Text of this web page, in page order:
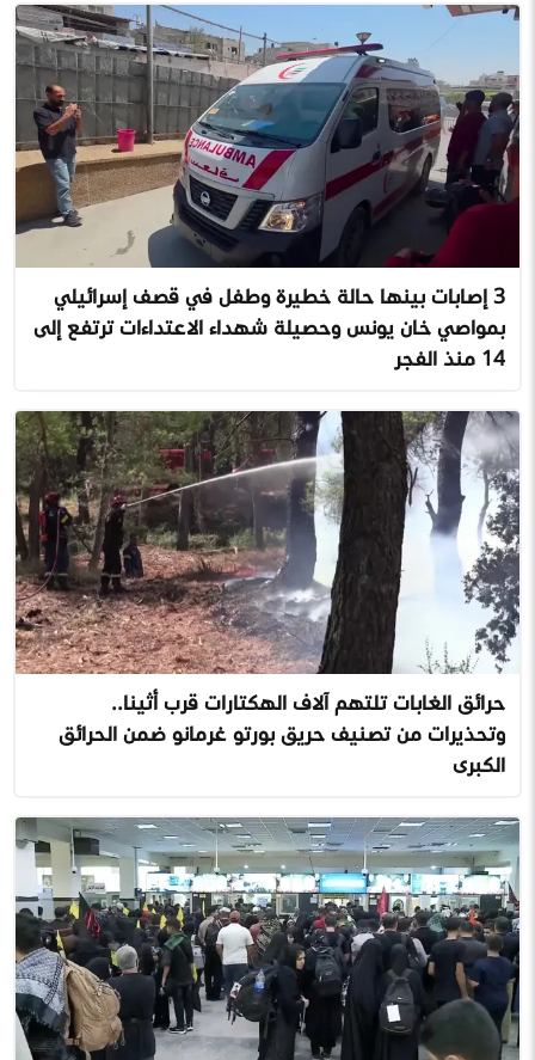
3 إصابات بينها حالة خطيرة وطفل في قصف إسرائيلي
بمواصي خان يونس وحصيلة شهداء الاعتداءات ترتفع إلى
14 منذ الفجر
حرائق الغابات تلتهم آلاف الهكتارات قرب أثينا..
وتحذيرات من تصنيف حريق بورتو غرمانو ضمن الحرائق
الكبرى